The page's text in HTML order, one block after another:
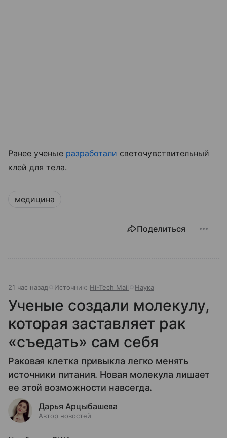
Ранее ученые разработали светочувствительный
клей для тела.
медицина
Поделиться
21 час назад Источник: Hi-Tech Mail Наука
Ученые создали молекулу,
которая заставляет рак
«съедать» сам себя
Раковая клетка привыкла легко менять
источники питания. Новая молекула лишает
ее этой возможности навсегда.
Дарья Арцыбашева
Автор новостей